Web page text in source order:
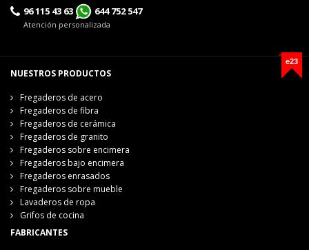
96 115 43 63 644 752 547
Atención personalizada
e23
NUESTROS PRODUCTOS
Fregaderos de acero
Fregaderos de fibra
Fregaderos de cerámica
Fregaderos de granito
Fregaderos sobre encimera
Fregaderos bajo encimera
Fregaderos enrasados
Fregaderos sobre mueble
Lavaderos de ropa
Grifos de cocina
FABRICANTES